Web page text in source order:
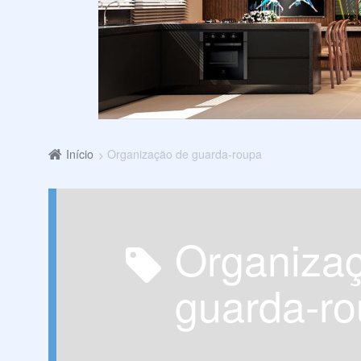
Início Organização de guarda-roupa
Organização de
guarda-